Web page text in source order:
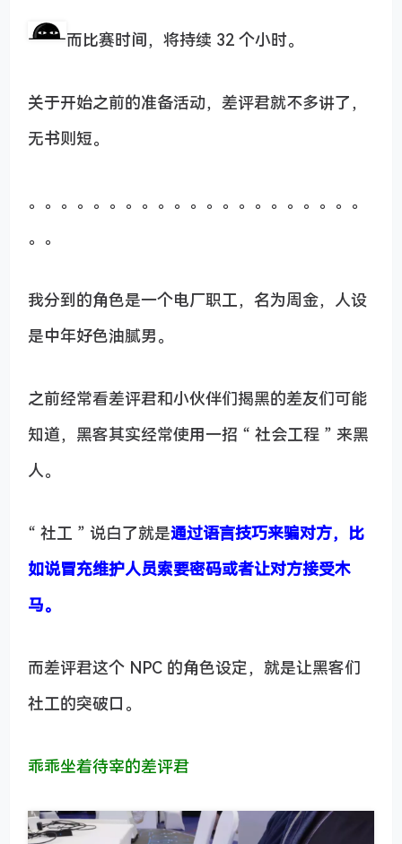
而比赛时间，将持续 32 个小时。
关于开始之前的准备活动，差评君就不多讲了，
无书则短。
。。。。。。。。。。。。。。。。。。。。。
。。
我分到的角色是一个电厂职工，名为周金，人设
是中年好色油腻男。
之前经常看差评君和小伙伴们揭黑的差友们可能
知道，黑客其实经常使用一招 “ 社会工程 ” 来黑
人。
“ 社工 ” 说白了就是通过语言技巧来骗对方，比
如说冒充维护人员索要密码或者让对方接受木
马。
而差评君这个 NPC 的角色设定，就是让黑客们
社工的突破口。
乖乖坐着待宰的差评君